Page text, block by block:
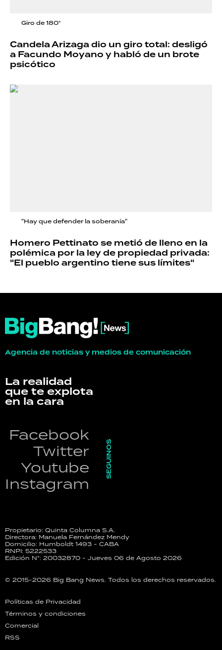
Giro de 180°
Candela Arizaga dio un giro total: desligó
a Facundo Moyano y habló de un brote
psicótico
"Hay que defender la soberanía"
Homero Pettinato se metió de lleno en la
polémica por la ley de propiedad privada:
"El pueblo argentino tiene sus límites"
Agencia de noticias y medios de comunicación
La realidad
que te explota
en la cara
Facebook
Twitter
Youtube
Instagram
SEGUINOS
Propietario: Quinta Columna S.A.
Directora: Manuela Fernández Mendy
Domicilio: Humboldt 1493 - CABA
RNPI: 5222533
Edición N°: 20032870 - Jueves 06 de Agosto 2026
© 2015-2026 Big Bang News. Todos los derechos reservados.
Políticas de Privacidad
Términos y condiciones
Comercial
RSS